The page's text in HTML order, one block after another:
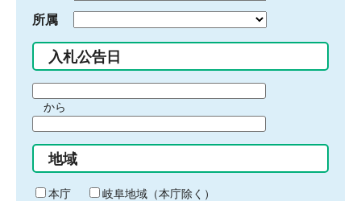
所属
入札公告日
間
始
り
から
間
終
わ
地域
本庁
岐阜地域（本庁除く）